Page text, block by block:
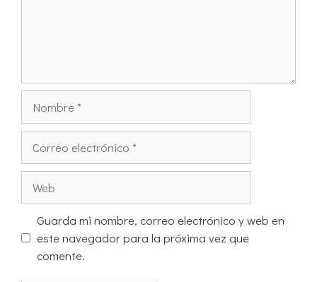
Guarda mi nombre, correo electrónico y web en
este navegador para la próxima vez que
comente.